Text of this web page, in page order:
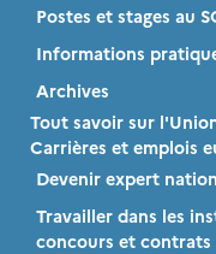
Postes et stages au
Informations
Archives
Tout savoir sur
Carrières et emplois
Devenir expert
Travailler dans les
concours et contrats